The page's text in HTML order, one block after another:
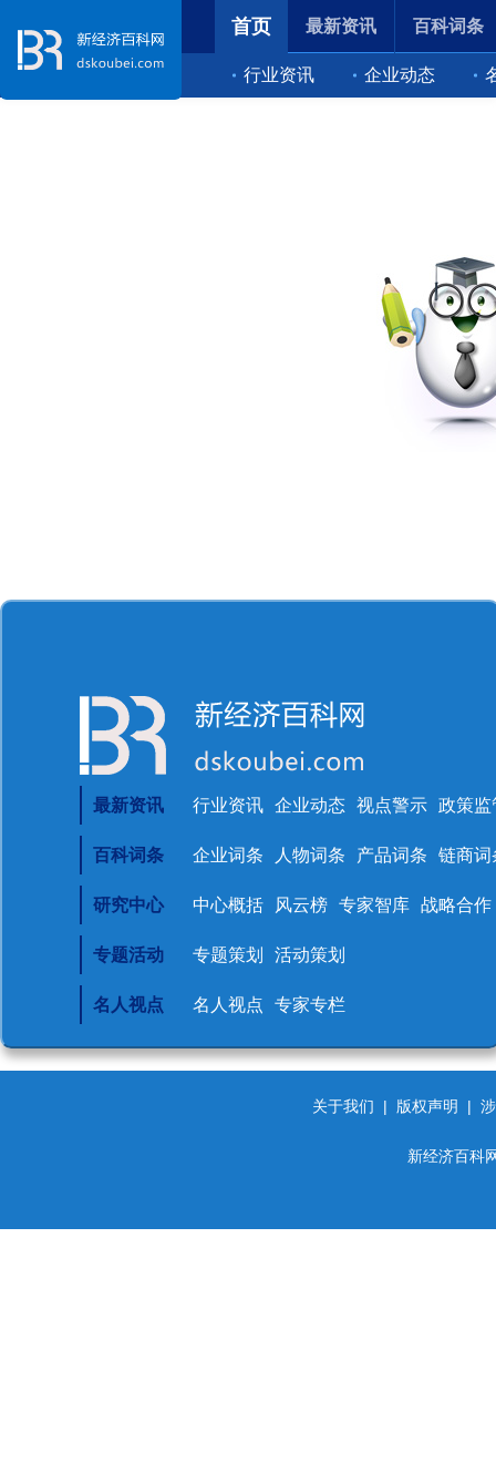
首页
行业资讯 企业动态
最新资讯 百科词条
最新资讯 行业资讯 企业动态 视点警示 政策监
百科词条 企业词条 人物词条 产品词条 链商词
研究中心 中心概括 风云榜 专家智库 战略合作
专题活动 专题策划 活动策划
名人视点 名人视点 专家专栏
关于我们 | 版权声明 |
新经济百科